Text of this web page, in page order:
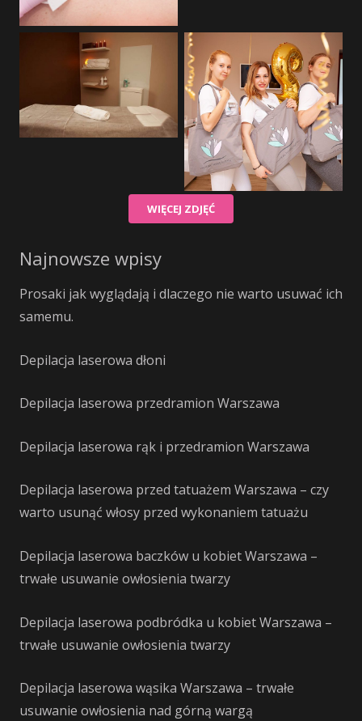
WIĘCEJ ZDJĘĆ
Najnowsze wpisy
Prosaki jak wyglądają i dlaczego nie warto usuwać ich
samemu.
Depilacja laserowa dłoni
Depilacja laserowa przedramion Warszawa
Depilacja laserowa rąk i przedramion Warszawa
Depilacja laserowa przed tatuażem Warszawa – czy
warto usunąć włosy przed wykonaniem tatuażu
Depilacja laserowa baczków u kobiet Warszawa –
trwałe usuwanie owłosienia twarzy
Depilacja laserowa podbródka u kobiet Warszawa –
trwałe usuwanie owłosienia twarzy
Depilacja laserowa wąsika Warszawa – trwałe
usuwanie owłosienia nad górną wargą